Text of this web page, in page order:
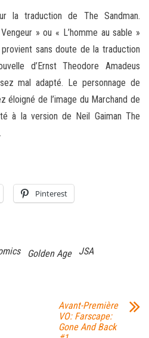
la traduction de The Sandman.
» ou « L’homme au sable »
sans doute de la traduction
d’Ernst Theodore Amadeus
mal adapté. Le personnage de
éloigné de l’image du Marchand de
à la version de Neil Gaiman The
Pinterest
Golden Age
JSA
Avant-Première
VO: Farscape:
Gone And Back